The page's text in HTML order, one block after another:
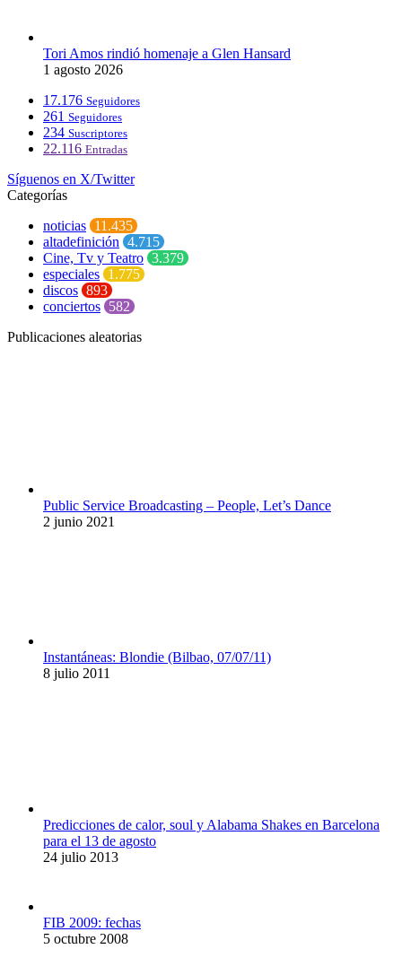
Tori Amos rindió homenaje a Glen Hansard
1 agosto 2026
17.176 Seguidores
261 Seguidores
234 Suscriptores
22.116 Entradas
Síguenos en X/Twitter
Categorías
noticias 11.435
altadefinición 4.715
Cine, Tv y Teatro 3.379
especiales 1.775
discos 893
conciertos 582
Publicaciones aleatorias
Public Service Broadcasting – People, Let’s Dance
2 junio 2021
Instantáneas: Blondie (Bilbao, 07/07/11)
8 julio 2011
Predicciones de calor, soul y Alabama Shakes en Barcelona
para el 13 de agosto
24 julio 2013
FIB 2009: fechas
5 octubre 2008